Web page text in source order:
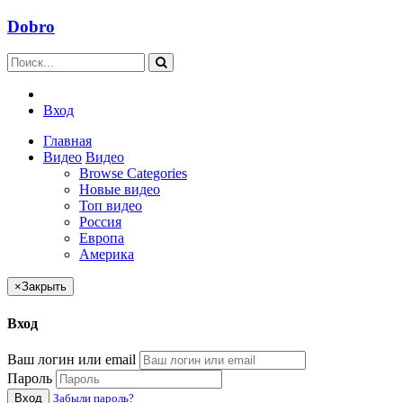
Dobro
Вход
Главная
Видео Видео
Browse Categories
Новые видео
Топ видео
Россия
Европа
Америка
×Закрыть
Вход
Ваш логин или email
Пароль
Вход Забыли пароль?